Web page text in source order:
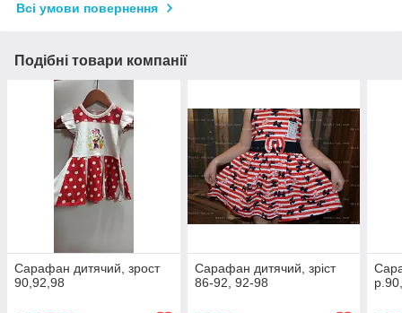
Всі умови повернення
Подібні товари компанії
Сарафан дитячий, зрост
90,92,98
Сарафан дитячий, зріст
86-92, 92-98